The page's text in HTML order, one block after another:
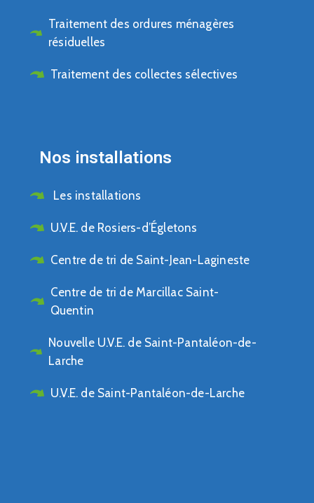
Traitement des ordures ménagères
résiduelles
Traitement des collectes sélectives
Nos installations
Les installations
U.V.E. de Rosiers-d’Égletons
Centre de tri de Saint-Jean-Lagineste
Centre de tri de Marcillac Saint-
Quentin
Nouvelle U.V.E. de Saint-Pantaléon-de-
Larche
U.V.E. de Saint-Pantaléon-de-Larche